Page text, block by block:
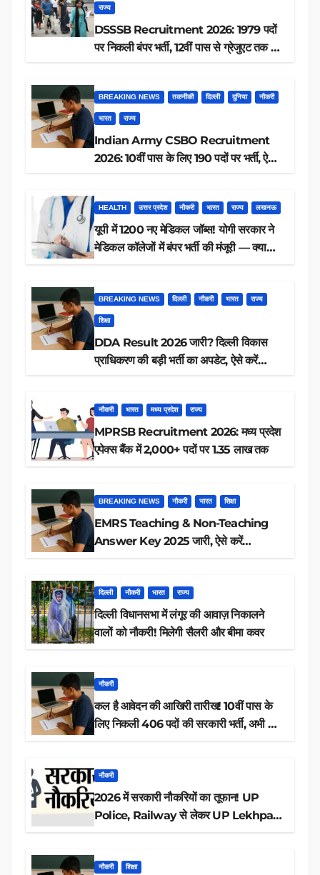
राज्य
DSSSB Recruitment 2026: 1979 पदों
पर निकली बंपर भर्ती, 12वीं पास से ग्रेजुएट तक करें
BREAKING NEWS तकनीकी दिल्ली दुनिया नौकरी
भारत राज्य
Indian Army CSBO Recruitment
2026: 10वीं पास के लिए 190 पदों पर भर्ती, ऐसे
HEALTH उत्तर प्रदेश नौकरी भारत राज्य लखनऊ
यूपी में 1200 नए मेडिकल जॉब्स! योगी सरकार ने
मेडिकल कॉलेजों में बंपर भर्ती की मंजूरी — क्या
BREAKING NEWS दिल्ली नौकरी भारत राज्य
शिक्षा
DDA Result 2026 जारी? दिल्ली विकास
प्राधिकरण की बड़ी भर्ती का अपडेट, ऐसे करें
नौकरी भारत मध्य प्रदेश राज्य
MPRSB Recruitment 2026: मध्य प्रदेश
एपेक्स बैंक में 2,000+ पदों पर 1.35 लाख तक
BREAKING NEWS नौकरी भारत शिक्षा
EMRS Teaching & Non-Teaching
Answer Key 2025 जारी, ऐसे करें
दिल्ली नौकरी भारत राज्य
दिल्ली विधानसभा में लंगूर की आवाज़ निकालने
वालों को नौकरी! मिलेगी सैलरी और बीमा कवर
नौकरी
कल है आवेदन की आखिरी तारीख! 10वीं पास के
लिए निकली 406 पदों की सरकारी भर्ती, अभी करें
नौकरी
2026 में सरकारी नौकरियों का तूफान! UP
Police, Railway से लेकर UP Lekhpal
नौकरी शिक्षा